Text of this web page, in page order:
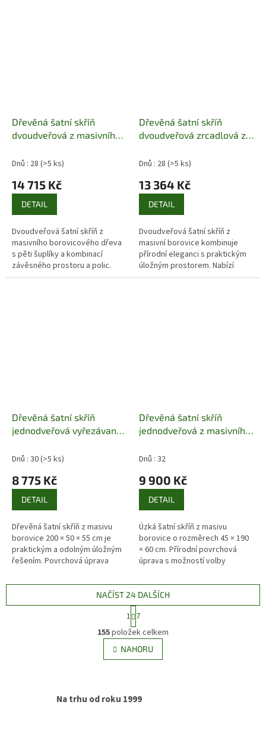
Dřevěná šatní skříň
dvoudveřová z masivního
2D/5S Drewfilip 13
Dnů : 28 (>5 ks)
14 715 Kč
DETAIL
Dvoudveřová šatní skříň z
masivního borovicového dřeva
s pěti šuplíky a kombinací
závěsného prostoru a polic.
Kvalitní zpracování, přírodní
Dřevěná šatní skříň
dvoudveřová zrcadlová z
Szafa II 2D/3S Drewfilip 15
Dnů : 28 (>5 ks)
13 364 Kč
DETAIL
Dvoudveřová šatní skříň z
masivní borovice kombinuje
přírodní eleganci s praktickým
úložným prostorem. Nabízí
závěsnou tyč, police, tři
Dřevěná šatní skříň
jednodveřová vyřezávaná
borovice z kolekce
Dnů : 30(>5 ks)
8 775 Kč
DETAIL
Dřevěná šatní skříň z masivu
borovice 200 × 50 × 55 cm je
praktickým a odolným úložným
řešením. Povrchová úprava
lakem zvýrazňuje přirozenou
Dřevěná šatní skříň
jednodveřová z masivního
Pacyg
Dnů : 32
9 900 Kč
DETAIL
Úzká šatní skříň z masivu
borovice o rozměrech 45 × 190
× 60 cm. Přírodní povrchová
úprava s možností volby
menší prostory.
O
v
l
á
c
í
NAČÍST 24 DALŠÍCH
t
r
á
n
k
n
1 7
155položek celkem
NAHORU
Na trhu od roku 1999